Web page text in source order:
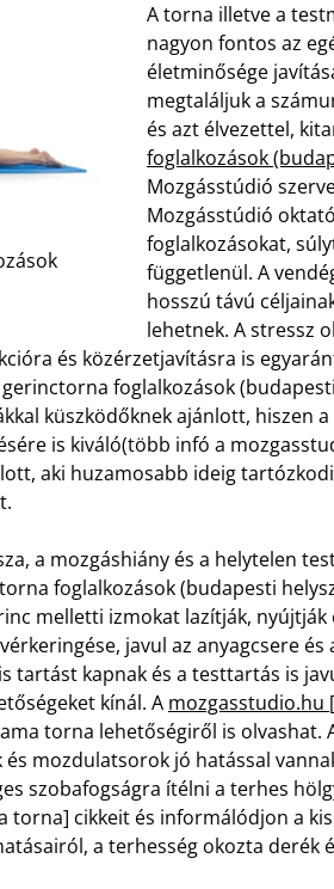
A torna illetve a
nagyon fontos az
életminősége
megtaláljuk a
és azt élvezettel,
foglalkozások
Mozgásstúdió
Mozgásstúdió
foglalkozásokat,
függetlenül. A
hosszú távú
lehetnek. A stressz
és közérzetjavításra is
foglalkozások
küszködőknek ajánlott, hiszen
is kiváló(több infó a
aki huzamosabb ideig
a mozgáshiány és a helytelen
foglalkozások (budapesti
melletti izmokat lazítják, nyújtják
javul az anyagcsere és
tartást kapnak és a testtartás is
kínál. A mozgasstudio.hu
torna lehetőségiről is olvashat.
mozdulatsorok jó hatással
szobafogságra ítélni a terhes
torna] cikkeit és informálódjon a
a terhesség okozta derék